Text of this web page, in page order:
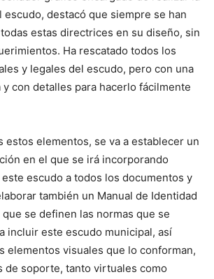
escudo, destacó que siempre se han
estas directrices en su diseño, sin
Ha rescatado todos los
y legales del escudo, pero con una
con detalles para hacerlo fácilmente
estos elementos, se va a establecer un
en el que se irá incorporando
escudo a todos los documentos y
también un Manual de Identidad
se definen las normas que se
incluir este escudo municipal, así
elementos visuales que lo conforman,
de soporte, tanto virtuales como